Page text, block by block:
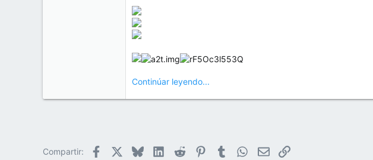
Continúar leyendo...
Compartir: Facebook BlueskyLinkedIn
Reddit PinterestTumblr WhatsApp
EmailEnlace